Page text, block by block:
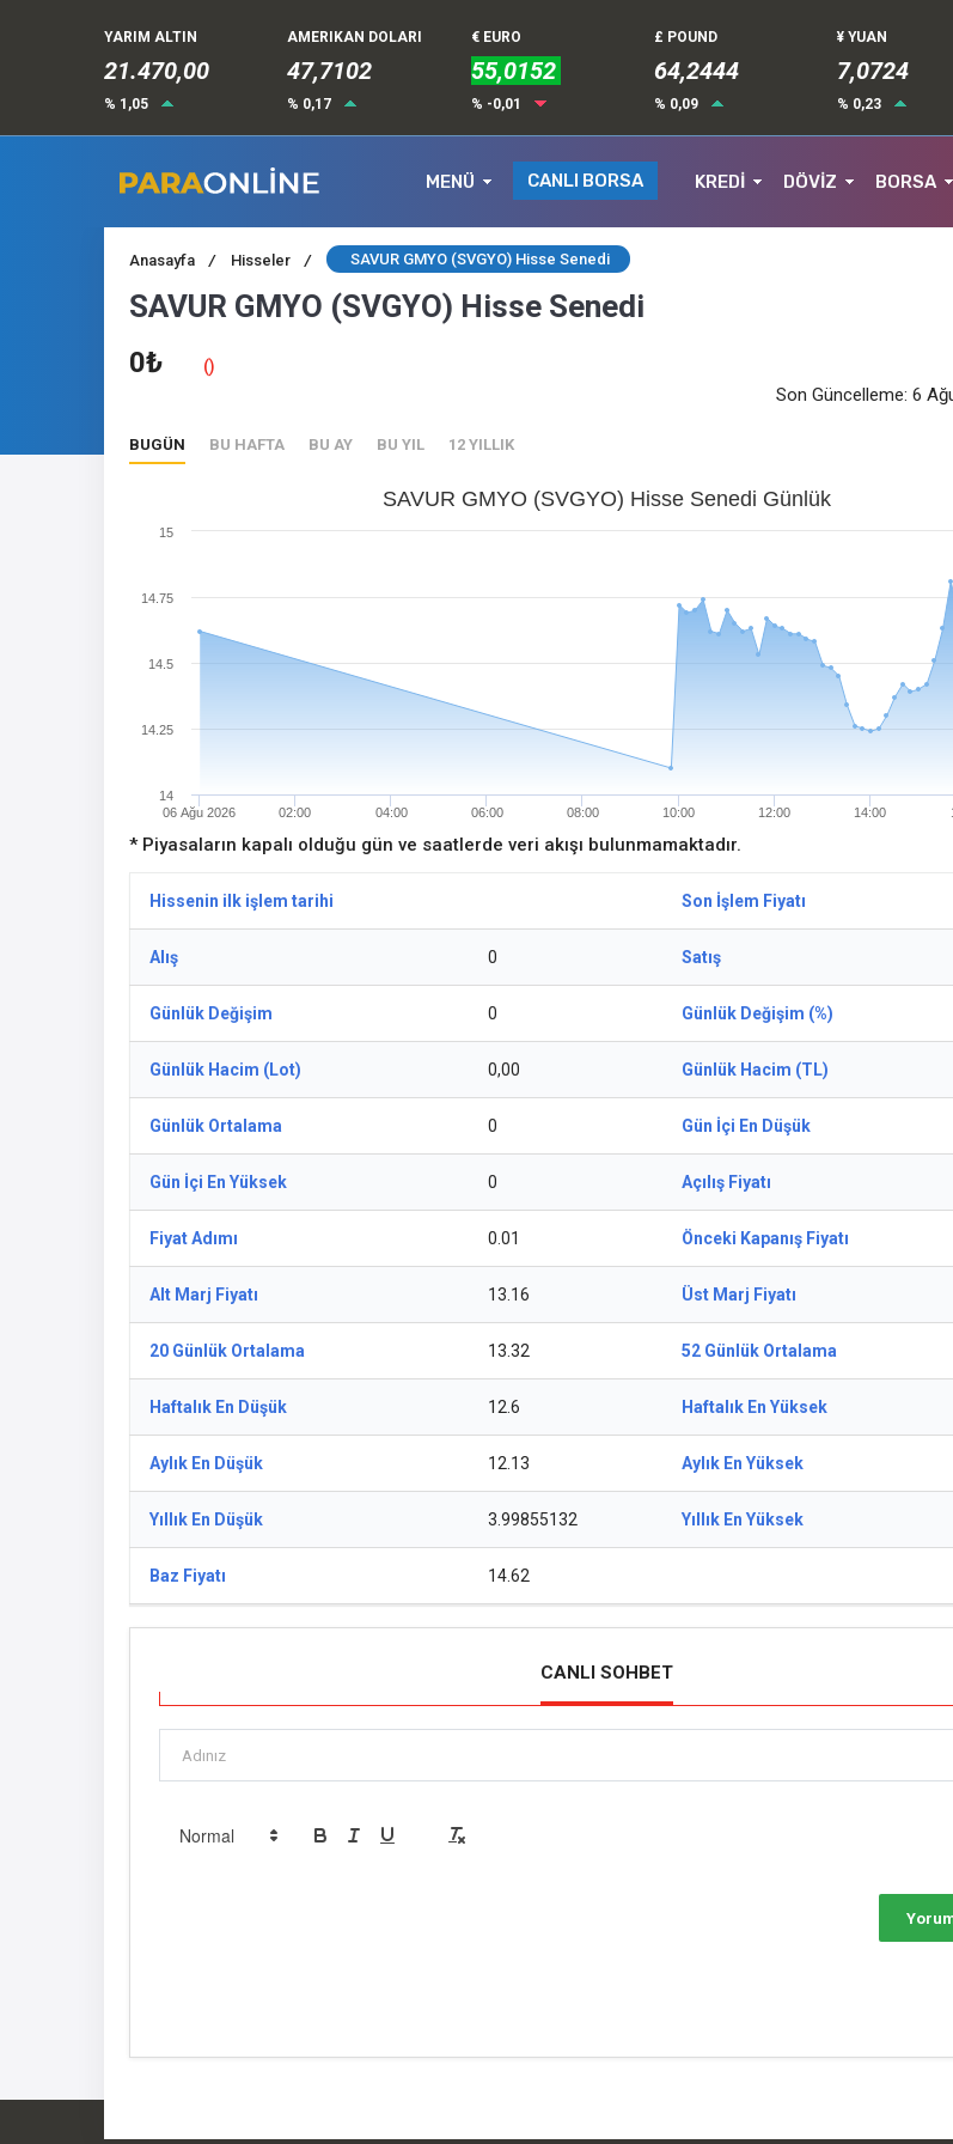
YARIM ALTIN
21.470,00
% 1,05
AMERIKAN DOLARI
47,7102
% 0,17
€ EURO
55,0152
% -0,01
£ POUND
64,2444
% 0,09
¥ YUAN
7,0724
% 0,23
MENÜ CANLI BORSA KREDİ DÖVİZ BORSA
Anasayfa / Hisseler / SAVUR GMYO (SVGYO) Hisse Senedi
SAVUR GMYO (SVGYO) Hisse Senedi
0₺ ()
Son Güncelleme: 6
BUGÜN BU HAFTA BU AY BU YIL 12 YILLIK
SAVUR GMYO (SVGYO) Hisse Senedi Günlük
06 Ağu 2026 02:00 04:00 06:00 08:00 10:00 12:00 14:00
14
14.25
14.5
14.75
15
* Piyasaların kapalı olduğu gün ve saatlerde veri akışı bulunmamaktadır.
Hissenin ilk işlem tarihi Son İşlem Fiyatı
Alış 0 Satış
Günlük Değişim 0 Günlük Değişim (%)
Günlük Hacim (Lot) 0,00 Günlük Hacim (TL)
Günlük Ortalama 0 Gün İçi En Düşük
Gün İçi En Yüksek 0 Açılış Fiyatı
Fiyat Adımı 0.01 Önceki Kapanış Fiyatı
Alt Marj Fiyatı 13.16 Üst Marj Fiyatı
20 Günlük Ortalama 13.32 52 Günlük Ortalama
Haftalık En Düşük 12.6 Haftalık En Yüksek
Aylık En Düşük 12.13 Aylık En Yüksek
Yıllık En Düşük 3.99855132 Yıllık En Yüksek
Baz Fiyatı 14.62
CANLI SOHBET